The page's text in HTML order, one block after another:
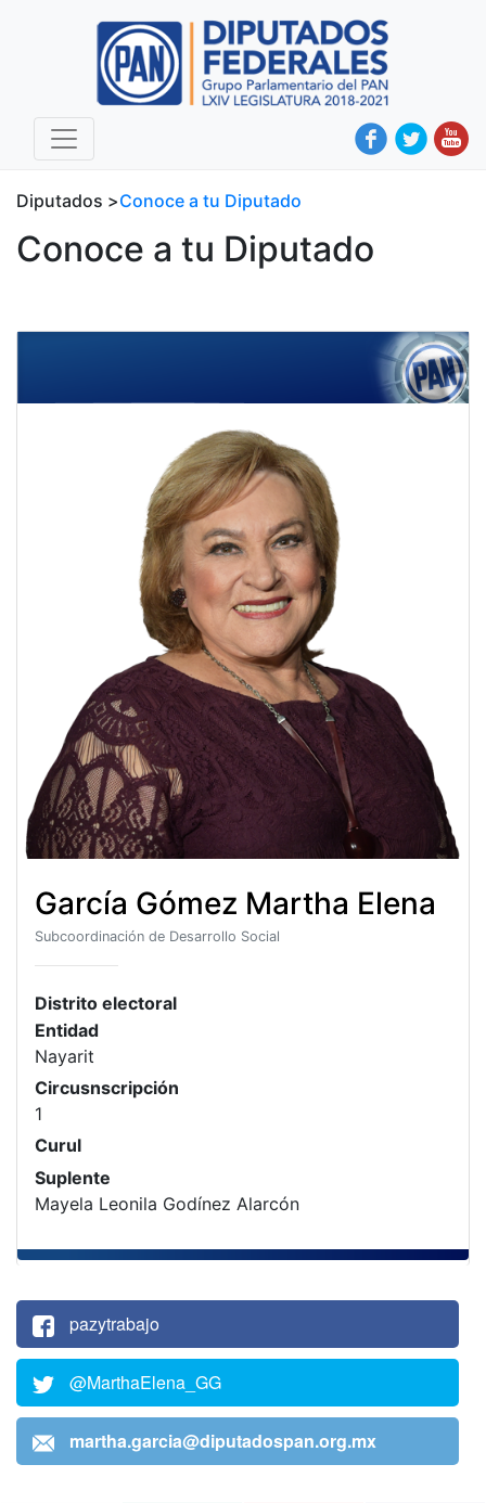
Diputados >Conoce a tu Diputado
Conoce a tu Diputado
García Gómez Martha Elena
Subcoordinación de Desarrollo Social
Distrito electoral
Entidad
Nayarit
Circusnscripción
1
Curul
Suplente
Mayela Leonila Godínez Alarcón
pazytrabajo
@MarthaElena_GG
martha.garcia@diputadospan.org.mx